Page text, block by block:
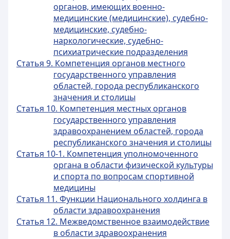
органов, имеющих военно-
медицинские (медицинские), судебно-
медицинские, судебно-
наркологические, судебно-
психиатрические подразделения
Статья 9. Компетенция органов местного
государственного управления
областей, города республиканского
значения и столицы
Статья 10. Компетенция местных органов
государственного управления
здравоохранением областей, города
республиканского значения и столицы
Статья 10-1. Компетенция уполномоченного
органа в области физической культуры
и спорта по вопросам спортивной
медицины
Статья 11. Функции Национального холдинга в
области здравоохранения
Статья 12. Межведомственное взаимодействие
в области здравоохранения